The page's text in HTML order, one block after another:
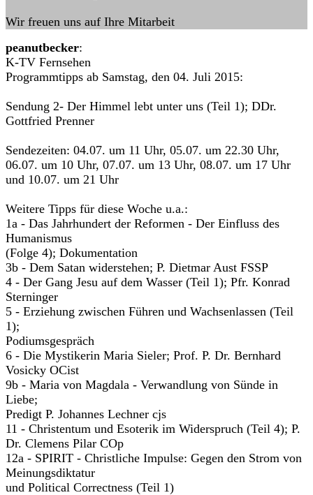
Wir freuen uns auf Ihre Mitarbeit
peanutbecker:
K-TV Fernsehen
Programmtipps ab Samstag, den 04. Juli 2015:
Sendung 2- Der Himmel lebt unter uns (Teil 1); DDr.
Gottfried Prenner
Sendezeiten: 04.07. um 11 Uhr, 05.07. um 22.30 Uhr,
06.07. um 10 Uhr, 07.07. um 13 Uhr, 08.07. um 17 Uhr
und 10.07. um 21 Uhr
Weitere Tipps für diese Woche u.a.:
1a - Das Jahrhundert der Reformen - Der Einfluss des
Humanismus
(Folge 4); Dokumentation
3b - Dem Satan widerstehen; P. Dietmar Aust FSSP
4 - Der Gang Jesu auf dem Wasser (Teil 1); Pfr. Konrad
Sterninger
5 - Erziehung zwischen Führen und Wachsenlassen (Teil
1);
Podiumsgespräch
6 - Die Mystikerin Maria Sieler; Prof. P. Dr. Bernhard
Vosicky OCist
9b - Maria von Magdala - Verwandlung von Sünde in
Liebe;
Predigt P. Johannes Lechner cjs
11 - Christentum und Esoterik im Widerspruch (Teil 4); P.
Dr. Clemens Pilar COp
12a - SPIRIT - Christliche Impulse: Gegen den Strom von
Meinungsdiktatur
und Political Correctness (Teil 1)